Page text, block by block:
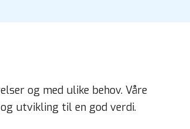
og med ulike behov. Våre
utvikling til en god verdi.